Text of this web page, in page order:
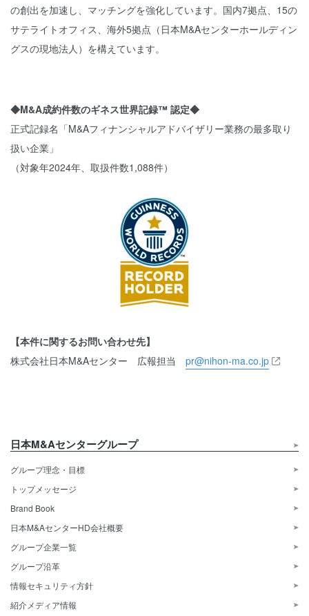
の創出を加速し、マッチングを強化しています。国内7拠点、15の
サテライトオフィス、海外5拠点（日本M&Aセンターホールディン
グスの現地法人）を構えています。
◆M&A成約件数のギネス世界記録™ 認定◆
正式記録名「M&Aフィナンシャルアドバイザリー業務の最多取り
扱い企業」
（対象年2024年、取扱件数1,088件）
【本件に関するお問い合わせ先】
株式会社日本M&Aセンター 広報担当 pr@nihon-ma.co.jp
日本M&Aセンターグループ
グループ理念・目標
トップメッセージ
Brand Book
日本M&AセンターHD会社概要
グループ企業一覧
グループ沿革
情報セキュリティ方針
紹介メディア情報